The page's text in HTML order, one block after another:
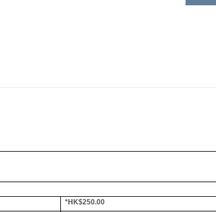
*HK$250.00